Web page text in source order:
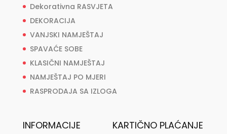
Dekorativna RASVJETA
DEKORACIJA
VANJSKI NAMJEŠTAJ
SPAVAĆE SOBE
KLASIČNI NAMJEŠTAJ
NAMJEŠTAJ PO MJERI
RASPRODAJA SA IZLOGA
INFORMACIJE KARTIČNO PLAĆANJE